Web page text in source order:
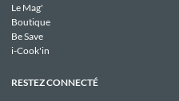
Le Mag'
Boutique
Be Save
i-Cook'in
RESTEZ CONNECTÉ